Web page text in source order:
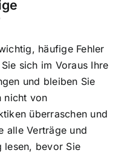
häufige Fehler
sich im Voraus Ihre
und bleiben Sie
nicht von
überraschen und
alle Verträge und
lesen, bevor Sie